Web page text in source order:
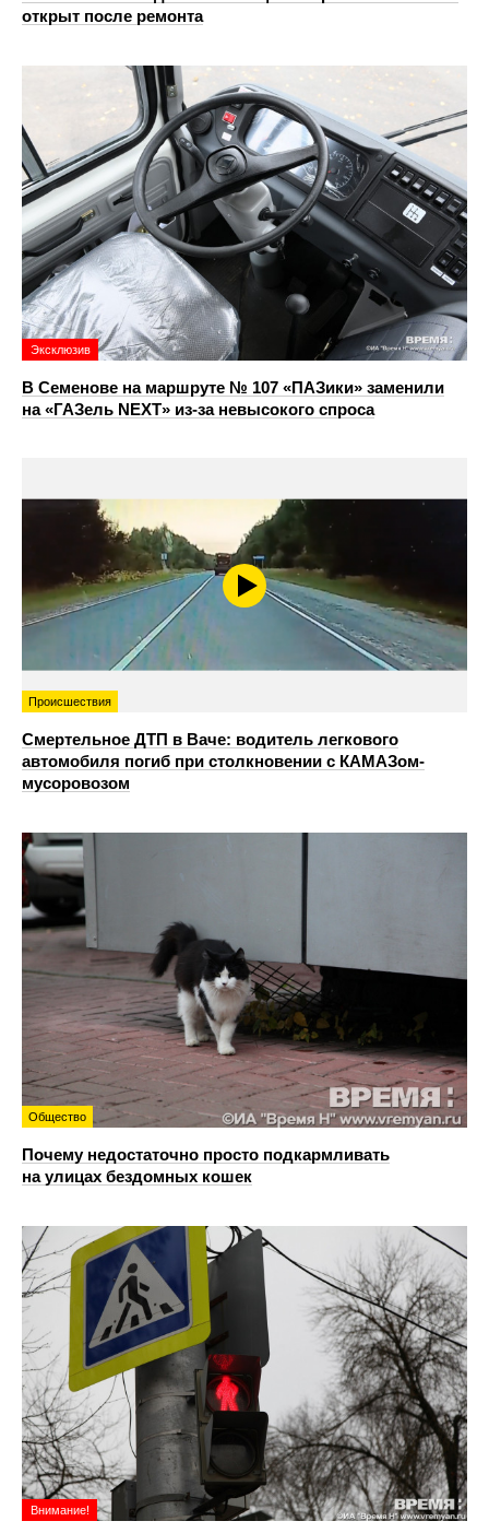
открыт после ремонта
Эксклюзив
В Семенове на маршруте № 107 «ПАЗики» заменили
на «ГАЗель NEXT» из‑за невысокого спроса
Происшествия
Смертельное ДТП в Ваче: водитель легкового
автомобиля погиб при столкновении с КАМАЗом-
мусоровозом
Общество
Почему недостаточно просто подкармливать
на улицах бездомных кошек
Внимание!